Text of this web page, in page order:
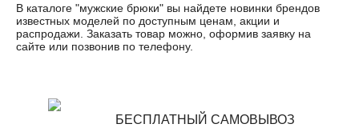
В каталоге "мужские брюки" вы найдете новинки брендов
известных моделей по доступным ценам, акции и
распродажи. Заказать товар можно, оформив заявку на
сайте или позвонив по телефону.
БЕСПЛАТНЫЙ САМОВЫВОЗ